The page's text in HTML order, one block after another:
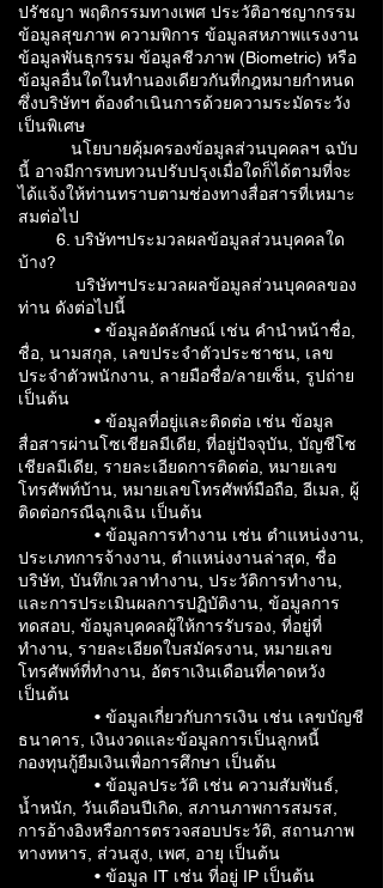
ปรัชญา พฤติกรรมทางเพศ ประวัติอาชญากรรม
ข้อมูลสุขภาพ ความพิการ ข้อมูลสหภาพแรงงาน
ข้อมูลพันธุกรรม ข้อมูลชีวภาพ (Biometric) หรือ
ข้อมูลอื่นใดในทำนองเดียวกันที่กฎหมายกำหนด
ซึ่งบริษัทฯ ต้องดำเนินการด้วยความระมัดระวัง
เป็นพิเศษ
นโยบายคุ้มครองข้อมูลส่วนบุคคลฯ ฉบับ
นี้ อาจมีการทบทวนปรับปรุงเมื่อใดก็ได้ตามที่จะ
ได้แจ้งให้ท่านทราบตามช่องทางสื่อสารที่เหมาะ
สมต่อไป
6. บริษัทฯประมวลผลข้อมูลส่วนบุคคลใด
บ้าง?
บริษัทฯประมวลผลข้อมูลส่วนบุคคลของ
ท่าน ดังต่อไปนี้
• ข้อมูลอัตลักษณ์ เช่น คำนำหน้าชื่อ,
ชื่อ, นามสกุล, เลขประจำตัวประชาชน, เลข
ประจำตัวพนักงาน, ลายมือชื่อ/ลายเซ็น, รูปถ่าย
เป็นต้น
• ข้อมูลที่อยู่และติดต่อ เช่น ข้อมูล
สื่อสารผ่านโซเชียลมีเดีย, ที่อยู่ปัจจุบัน, บัญชีโซ
เชียลมีเดีย, รายละเอียดการติดต่อ, หมายเลข
โทรศัพท์บ้าน, หมายเลขโทรศัพท์มือถือ, อีเมล, ผู้
ติดต่อกรณีฉุกเฉิน เป็นต้น
• ข้อมูลการทำงาน เช่น ตำแหน่งงาน,
ประเภทการจ้างงาน, ตำแหน่งงานล่าสุด, ชื่อ
บริษัท, บันทึกเวลาทำงาน, ประวัติการทำงาน,
และการประเมินผลการปฏิบัติงาน, ข้อมูลการ
ทดสอบ, ข้อมูลบุคคลผู้ให้การรับรอง, ที่อยู่ที่
ทำงาน, รายละเอียดใบสมัครงาน, หมายเลข
โทรศัพท์ที่ทำงาน, อัตราเงินเดือนที่คาดหวัง
เป็นต้น
• ข้อมูลเกี่ยวกับการเงิน เช่น เลขบัญชี
ธนาคาร, เงินงวดและข้อมูลการเป็นลูกหนี้
กองทุนกู้ยืมเงินเพื่อการศึกษา เป็นต้น
• ข้อมูลประวัติ เช่น ความสัมพันธ์,
น้ำหนัก, วันเดือนปีเกิด, สภานภาพการสมรส,
การอ้างอิงหรือการตรวจสอบประวัติ, สถานภาพ
ทางทหาร, ส่วนสูง, เพศ, อายุ เป็นต้น
• ข้อมูล IT เช่น ที่อยู่ IP เป็นต้น